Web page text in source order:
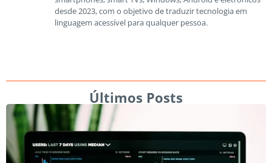
desde 2023, com o objetivo de traduzir tecnologia em
linguagem acessível para qualquer pessoa.
Últimos Posts